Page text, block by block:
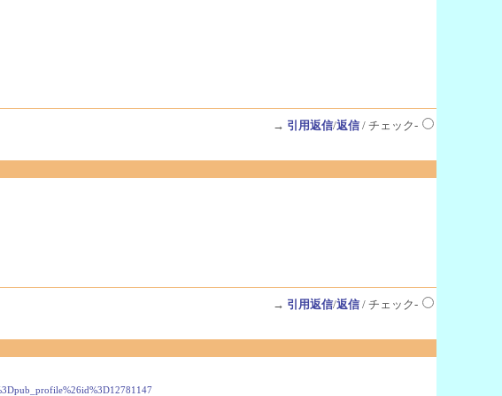
→ 引用返信/返信/ チェック-
→ 引用返信/返信/ チェック-